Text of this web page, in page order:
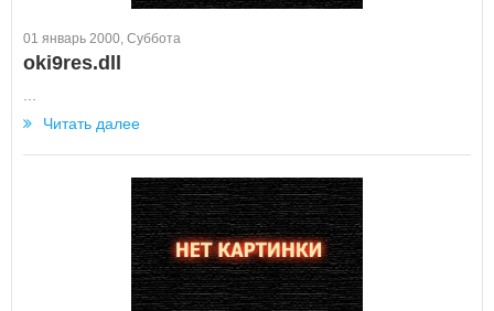
01 январь 2000, Суббота
oki9res.dll
Читать далее